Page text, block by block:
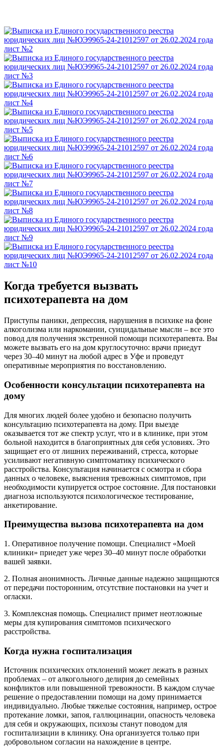
Когда требуется вызвать
психотерапевта на дом
Приступы паники, депрессия, нарушения в психике на фоне
алкоголизма или наркомании, суицидальные мысли – все это
повод для получения экстренной помощи психотерапевта. Вы
можете вызвать его на дом круглосуточно: врачи приедут
через 30–40 минут на любой адрес в Уфе и проведут
оперативные мероприятия по восстановлению.
Особенности консультации психотерапевта на
дому
Для многих людей более удобно и безопасно получить
консультацию психотерапевта на дому. При выезде
оказывается тот же спектр услуг, что и в клинике, при этом
больной находится в благоприятных для себя условиях. Это
защищает его от лишних переживаний, стресса, которые
усиливают негативную симптоматику психического
расстройства. Консультация начинается с осмотра и сбора
данных о человеке, выяснения тревожных симптомов, при
необходимости купируется острое состояние. Для постановки
диагноза используются психологическое тестирование,
анкетирование.
Преимущества вызова психотерапевта на дом
1. Оперативное получение помощи. Специалист «Моей
клиники» приедет уже через 30–40 минут после обработки
вашей заявки.
2. Полная анонимность. Личные данные надежно защищаются
от передачи посторонним, отсутствие постановки на учет и
огласки.
3. Комплексная помощь. Специалист примет неотложные
меры для купирования симптомов психического
расстройства.
Когда нужна госпитализация
Источник психических отклонений может лежать в разных
проблемах – от алкогольного делирия до семейных
конфликтов или повышенной тревожности. В каждом случае
решение о предоставлении помощи на дому принимается
индивидуально. Любые тяжелые состояния, например, острое
протекание ломки, запоя, галлюцинации, опасность человека
для себя и окружающих, психозы станут поводом для
госпитализации в клинику. Она организуется только при
добровольном согласии на нахождение в центре.